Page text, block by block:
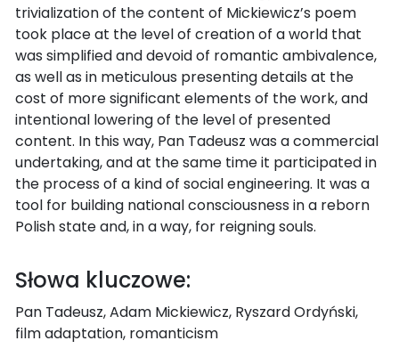
trivialization of the content of Mickiewicz’s poem
took place at the level of creation of a world that
was simplified and devoid of romantic ambivalence,
as well as in meticulous presenting details at the
cost of more significant elements of the work, and
intentional lowering of the level of presented
content. In this way, Pan Tadeusz was a commercial
undertaking, and at the same time it participated in
the process of a kind of social engineering. It was a
tool for building national consciousness in a reborn
Polish state and, in a way, for reigning souls.
Słowa kluczowe:
Pan Tadeusz, Adam Mickiewicz, Ryszard Ordyński,
film adaptation, romanticism